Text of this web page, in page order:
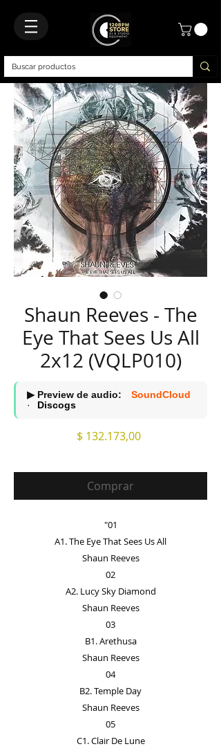
Shaun Reeves - The
Eye That Sees Us All
2x12 (VQLP010)
▶ Preview de audio:
SoundCloud
·
Discogs
$ 132.173,00Precio
Comprar
"01
A1. The Eye That Sees Us All
Shaun Reeves
02
A2. Lucy Sky Diamond
Shaun Reeves
03
B1. Arethusa
Shaun Reeves
04
B2. Temple Day
Shaun Reeves
05
C1. Clair De Lune